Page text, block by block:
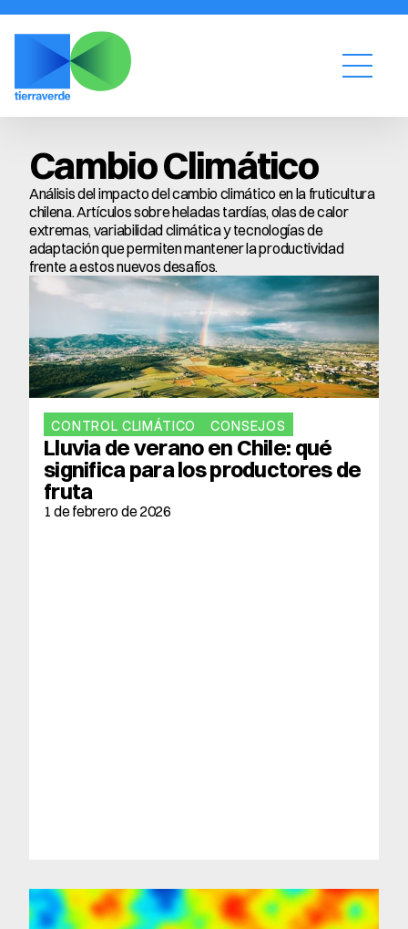
Cambio Climático
Análisis del impacto del cambio climático en la fruticultura
chilena. Artículos sobre heladas tardías, olas de calor
extremas, variabilidad climática y tecnologías de
adaptación que permiten mantener la productividad
frente a estos nuevos desafíos.
CONTROL CLIMÁTICO CONSEJOS
Lluvia de verano en Chile: qué
significa para los productores de
fruta
1 de febrero de 2026